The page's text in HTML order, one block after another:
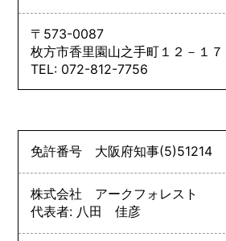
〒573-0087
枚方市香里園山之手町１２－１７
TEL: 072-812-7756
免許番号 大阪府知事(5)51214
株式会社 アークフォレスト
代表者: 八田 佳彦